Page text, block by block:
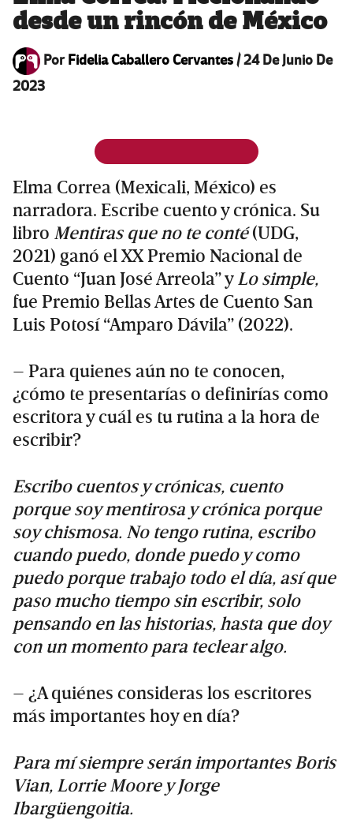
desde un rincón de México
PorFidelia Caballero Cervantes/24 De Junio De
2023
Elma Correa (Mexicali, México) es
narradora. Escribe cuento y crónica. Su
libro Mentiras que no te conté(UDG,
2021) ganó el XX Premio Nacional de
Cuento “Juan José Arreola” yLo simple,
fue Premio Bellas Artes de Cuento San
Luis Potosí “Amparo Dávila” (2022).
– Para quienes aún no te conocen,
¿cómo te presentarías o definirías como
escritora y cuál es tu rutina a la hora de
escribir?
Escribo cuentos y crónicas, cuento
porque soy mentirosa y crónica porque
soy chismosa. No tengo rutina, escribo
cuando puedo, donde puedo y como
puedo porque trabajo todo el día, así que
paso mucho tiempo sin escribir, solo
pensando en las historias, hasta que doy
con un momento para teclear algo.
– ¿A quiénes consideras los escritores
más importantes hoy en día?
Para mí siempre serán importantes Boris
Vian, Lorrie Moore y Jorge
Ibargüengoitia.